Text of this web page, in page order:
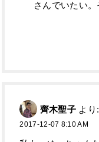
さんでいたい。
齊木聖子 より:
2017-12-07 8:10 AM